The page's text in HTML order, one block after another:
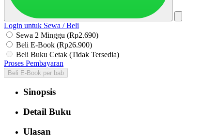
Login untuk Sewa / Beli
Sewa 2 Minggu (Rp2.690)
Beli E-Book (Rp26.900)
Beli Buku Cetak (Tidak Tersedia)
Proses Pembayaran
Beli E-Book per bab
Sinopsis
Detail Buku
Ulasan